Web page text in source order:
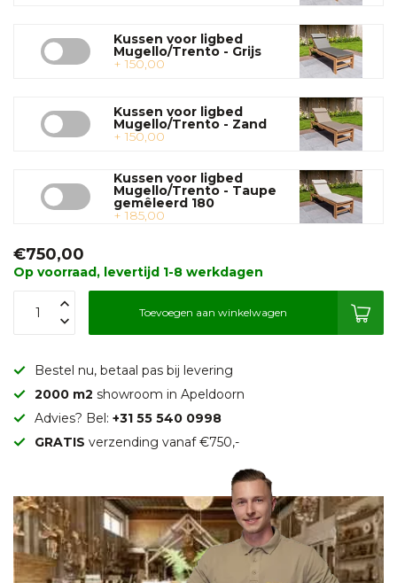
Kussen voor ligbed
Mugello/Trento - Grijs
+ 150,00
Kussen voor ligbed
Mugello/Trento - Zand
+ 150,00
Kussen voor ligbed
Mugello/Trento - Taupe
gemêleerd 180
+ 185,00
€750,00
Op voorraad, levertijd 1-8 werkdagen
Toevoegen aan winkelwagen
Bestel nu, betaal pas bij levering
2000 m2 showroom in Apeldoorn
Advies? Bel: +31 55 540 0998
GRATIS verzending vanaf €750,-